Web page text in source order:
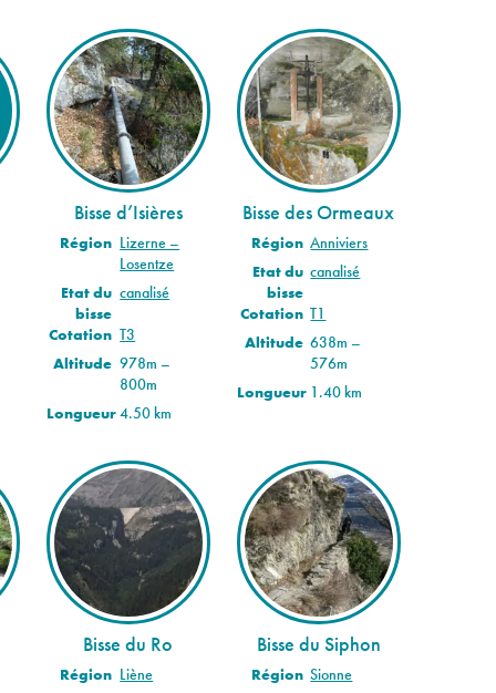
Bisse d’Isières
Région Lizerne –
Losentze
Etat du
bisse
canalisé
Cotation T3
Altitude 978m –
800m
Longueur 4.50 km
Bisse des Ormeaux
Région Anniviers
Etat du
bisse
canalisé
Cotation T1
Altitude 638m –
576m
Longueur 1.40 km
Bisse du Ro
Région Liène
Bisse du Siphon
Région Sionne